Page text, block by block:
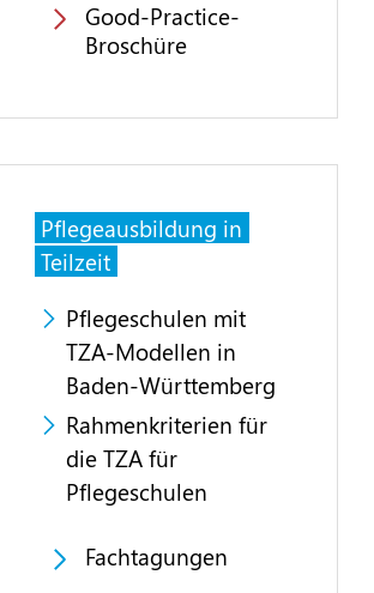
Good-Practice-
Broschüre
Pflegeausbildung in
Teilzeit
Pflegeschulen mit
TZA-Modellen in
Baden-Württemberg
Rahmenkriterien für
die TZA für
Pflegeschulen
Fachtagungen